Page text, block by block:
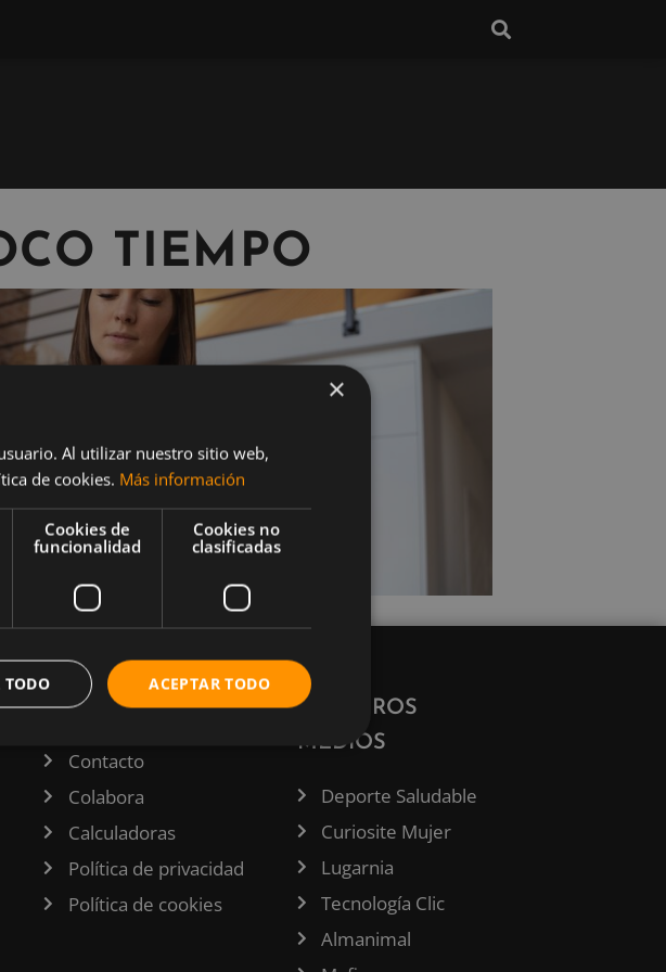
TIEMPO
INFORMACIÓN
Contacto
Colabora
Calculadoras
Política de privacidad
Política de cookies
NUESTROS
MEDIOS
Deporte Saludable
Curiosite Mujer
Lugarnia
Tecnología Clic
Almanimal
×
Al utilizar nuestro sitio web,
de cookies. Más información
Cookies de
funcionalidad
Cookies no
clasificadas
ACEPTAR TODO
TODO